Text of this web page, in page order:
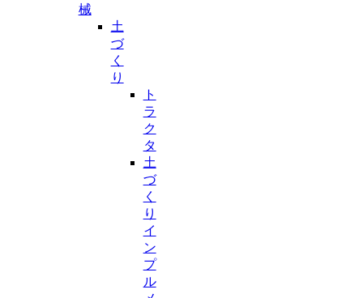
械
土
づ
く
り
ト
ラ
ク
タ
土
づ
く
り
イ
ン
プ
ル